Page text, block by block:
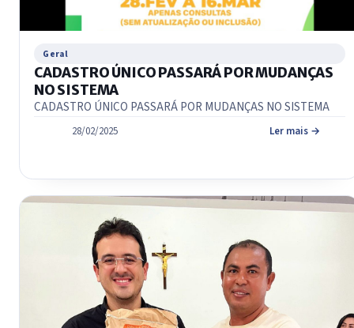
Geral
CADASTRO ÚNICO PASSARÁ POR MUDANÇAS
NO SISTEMA
CADASTRO ÚNICO PASSARÁ POR MUDANÇAS NO SISTEMA
28/02/2025 Ler mais →